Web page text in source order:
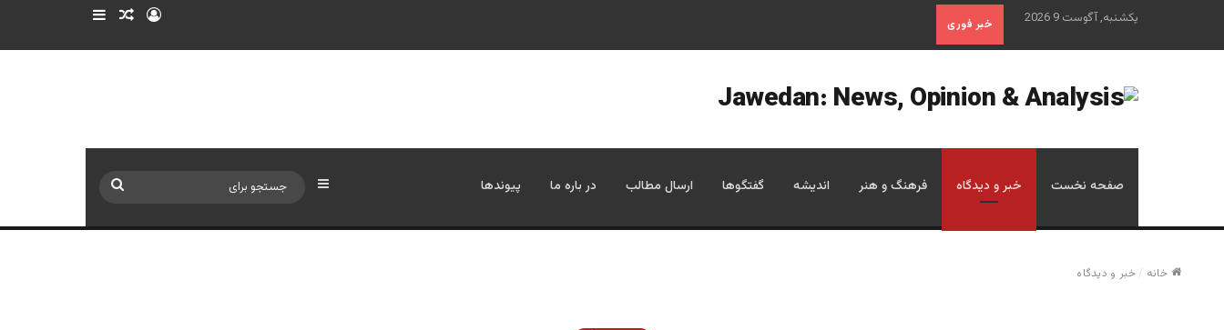
یکشنبه, آگوست 9 2026 خبر فوری ورود نوشته تصادفی
صفحه نخست خبر و دیدگاه فرهنگ و هنر اندیشه گفتگوها ارسال مطالب در باره ما پیوندها سایدبار
خانه /خبر و دیدگاه